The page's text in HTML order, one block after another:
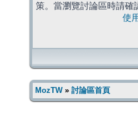
策。當瀏覽討論區時請確
使
MozTW» 討論區首頁